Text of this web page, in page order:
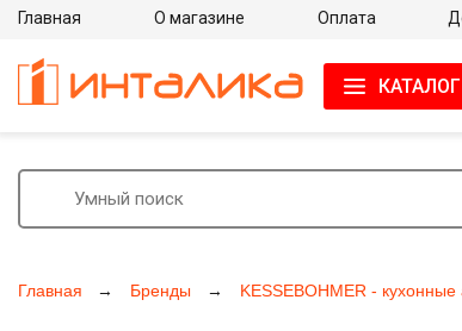
Главная Бренды KESSEBOHMER -
Главная О магазине Оплата